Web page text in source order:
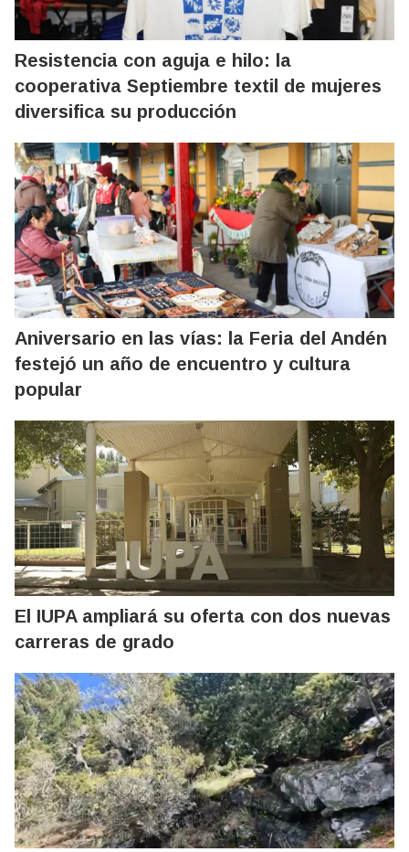
Resistencia con aguja e hilo: la
cooperativa Septiembre textil de mujeres
diversifica su producción
Aniversario en las vías: la Feria del Andén
festejó un año de encuentro y cultura
popular
El IUPA ampliará su oferta con dos nuevas
carreras de grado